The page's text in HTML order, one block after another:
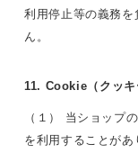
利用停止等の義務
ん。
11. Cookie（クッキ
（１） 当ショップ
を利用することが